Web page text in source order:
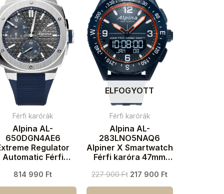
Férfi karórák
Alpina AL-
650DGN4AE6
Regulator
Automatic Férfi
814 990 Ft
ELFOGYOTT
Férfi karórák
Alpina AL-
283LNO5NAQ6
Alpiner X Smartwatch
Férfi karóra 47mm
227 900Ft 217 900 Ft